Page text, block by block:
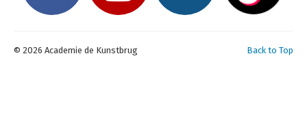
U bent hier: Home
Uurroosters 26-27
Back to Top
© 2026 Academie de Kunstbrug